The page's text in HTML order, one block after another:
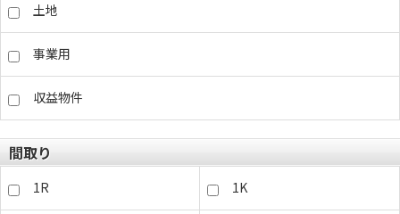
土地
事業用
収益物件
間取り
1R 1K